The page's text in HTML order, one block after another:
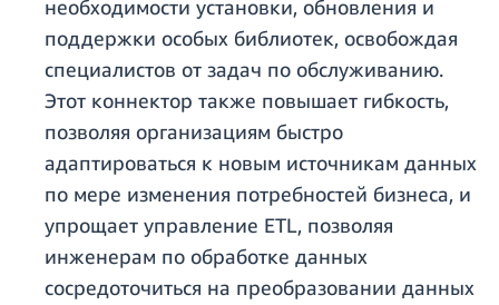
необходимости установки, обновления и
поддержки особых библиотек, освобождая
специалистов от задач по обслуживанию.
Этот коннектор также повышает гибкость,
позволяя организациям быстро
адаптироваться к новым источникам данных
по мере изменения потребностей бизнеса, и
упрощает управление ETL, позволяя
инженерам по обработке данных
сосредоточиться на преобразовании данных